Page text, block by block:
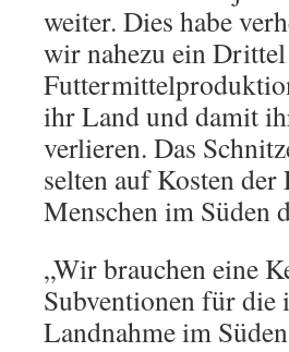
weiter. Dies habe
wir nahezu ein
ihr Land und damit
verlieren. Das
selten auf Kosten
Menschen im Süden
„Wir brauchen eine
Subventionen für die
Landnahme im